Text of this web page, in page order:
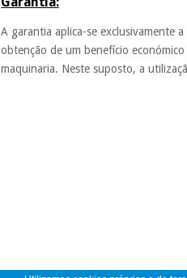
A garantia aplica-se exclusivamente
obtenção de um benefício
maquinaria. Neste suposto, a